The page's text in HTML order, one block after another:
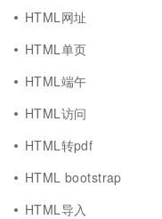
HTML网址
HTML单页
HTML端午
HTML访问
HTML转pdf
HTML bootstrap
HTML导入